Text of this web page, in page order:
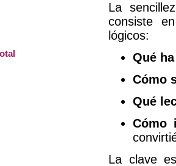
La
consiste
lógicos:
Qué
Cómo
Qué
Cómo
La clave